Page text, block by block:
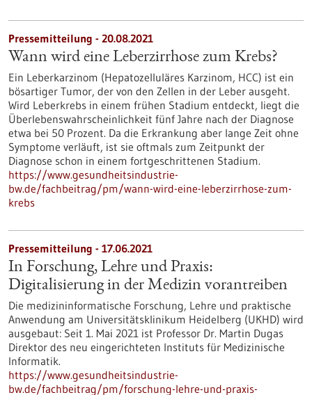
Pressemitteilung - 20.08.2021
Wann wird eine Leberzirrhose zum Krebs?
Ein Leberkarzinom (Hepatozelluläres Karzinom, HCC) ist ein
bösartiger Tumor, der von den Zellen in der Leber ausgeht.
Wird Leberkrebs in einem frühen Stadium entdeckt, liegt die
Überlebenswahrscheinlichkeit fünf Jahre nach der Diagnose
etwa bei 50 Prozent. Da die Erkrankung aber lange Zeit ohne
Symptome verläuft, ist sie oftmals zum Zeitpunkt der
Diagnose schon in einem fortgeschrittenen Stadium.
https://www.gesundheitsindustrie-
bw.de/fachbeitrag/pm/wann-wird-eine-leberzirrhose-zum-
krebs
Pressemitteilung - 17.06.2021
In Forschung, Lehre und Praxis:
Digitalisierung in der Medizin vorantreiben
Die medizininformatische Forschung, Lehre und praktische
Anwendung am Universitätsklinikum Heidelberg (UKHD) wird
ausgebaut: Seit 1. Mai 2021 ist Professor Dr. Martin Dugas
Direktor des neu eingerichteten Instituts für Medizinische
Informatik.
https://www.gesundheitsindustrie-
bw.de/fachbeitrag/pm/forschung-lehre-und-praxis-